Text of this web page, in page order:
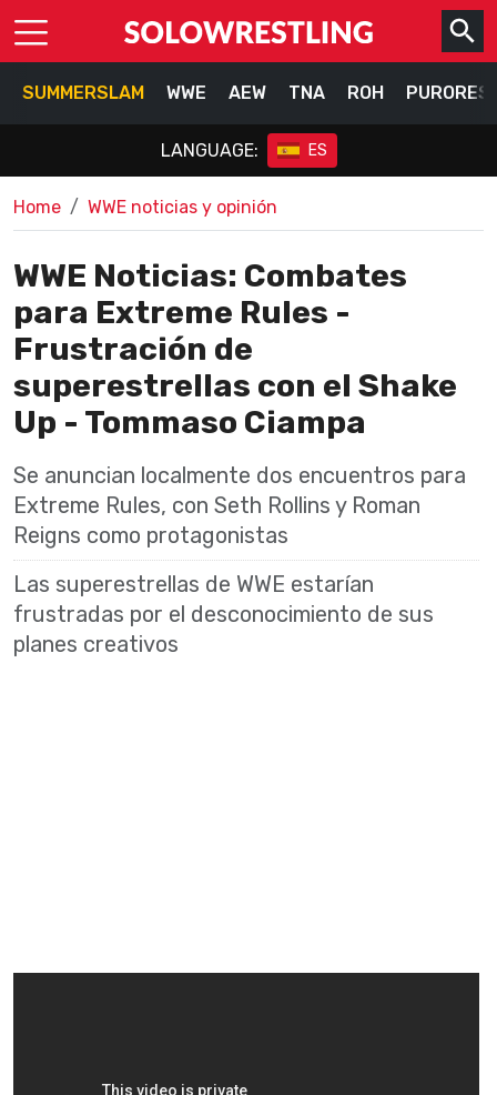
SUMMERSLAM WWE AEW TNA ROH
LANGUAGE: ES
Home WWE noticias y opinión
WWE Noticias: Combates
para Extreme Rules -
Frustración de
superestrellas con el Shake
Up - Tommaso Ciampa
Se anuncian localmente dos encuentros para
Extreme Rules, con Seth Rollins y Roman
Reigns como protagonistas
Las superestrellas de WWE estarían
frustradas por el desconocimiento de sus
planes creativos